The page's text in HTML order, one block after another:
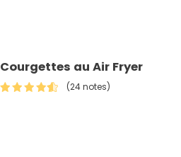
Courgettes au Air Fryer
(24 notes)